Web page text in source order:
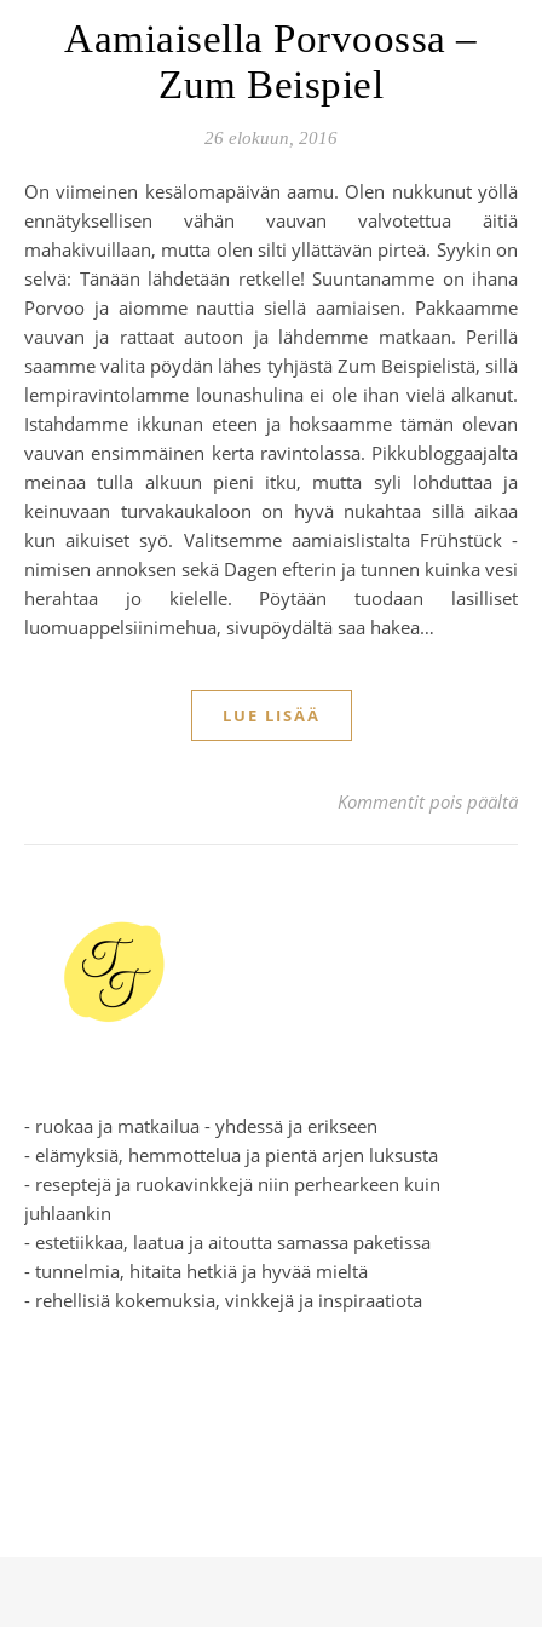
Aamiaisella Porvoossa –
Zum Beispiel
26 elokuun, 2016
On viimeinen kesälomapäivän aamu. Olen nukkunut yöllä
ennätyksellisen vähän vauvan valvotettua äitiä
mahakivuillaan, mutta olen silti yllättävän pirteä. Syykin on
selvä: Tänään lähdetään retkelle! Suuntanamme on ihana
Porvoo ja aiomme nauttia siellä aamiaisen. Pakkaamme
vauvan ja rattaat autoon ja lähdemme matkaan. Perillä
saamme valita pöydän lähes tyhjästä Zum Beispielistä, sillä
lempiravintolamme lounashulina ei ole ihan vielä alkanut.
Istahdamme ikkunan eteen ja hoksaamme tämän olevan
vauvan ensimmäinen kerta ravintolassa. Pikkubloggaajalta
meinaa tulla alkuun pieni itku, mutta syli lohduttaa ja
keinuvaan turvakaukaloon on hyvä nukahtaa sillä aikaa
kun aikuiset syö. Valitsemme aamiaislistalta Frühstück -
nimisen annoksen sekä Dagen efterin ja tunnen kuinka vesi
herahtaa jo kielelle. Pöytään tuodaan lasilliset
luomuappelsiinimehua, sivupöydältä saa hakea…
LUE LISÄÄ
Kommentit pois päältä
- ruokaa ja matkailua - yhdessä ja erikseen
- elämyksiä, hemmottelua ja pientä arjen luksusta
- reseptejä ja ruokavinkkejä niin perhearkeen kuin
juhlaankin
- estetiikkaa, laatua ja aitoutta samassa paketissa
- tunnelmia, hitaita hetkiä ja hyvää mieltä
- rehellisiä kokemuksia, vinkkejä ja inspiraatiota